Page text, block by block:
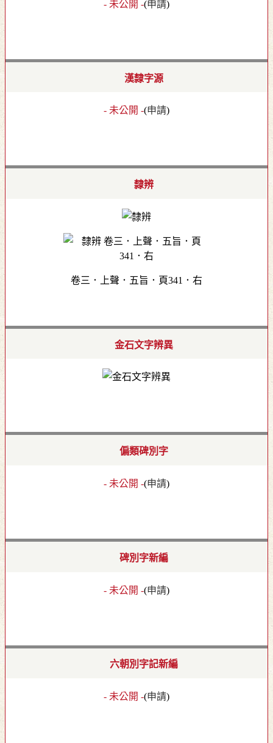
- 未公開 -(申請)
漢隸字源
- 未公開 -(申請)
隸辨
卷三．上聲．五旨．頁341．右
金石文字辨異
偏類碑別字
- 未公開 -(申請)
碑別字新編
- 未公開 -(申請)
六朝別字記新編
- 未公開 -(申請)